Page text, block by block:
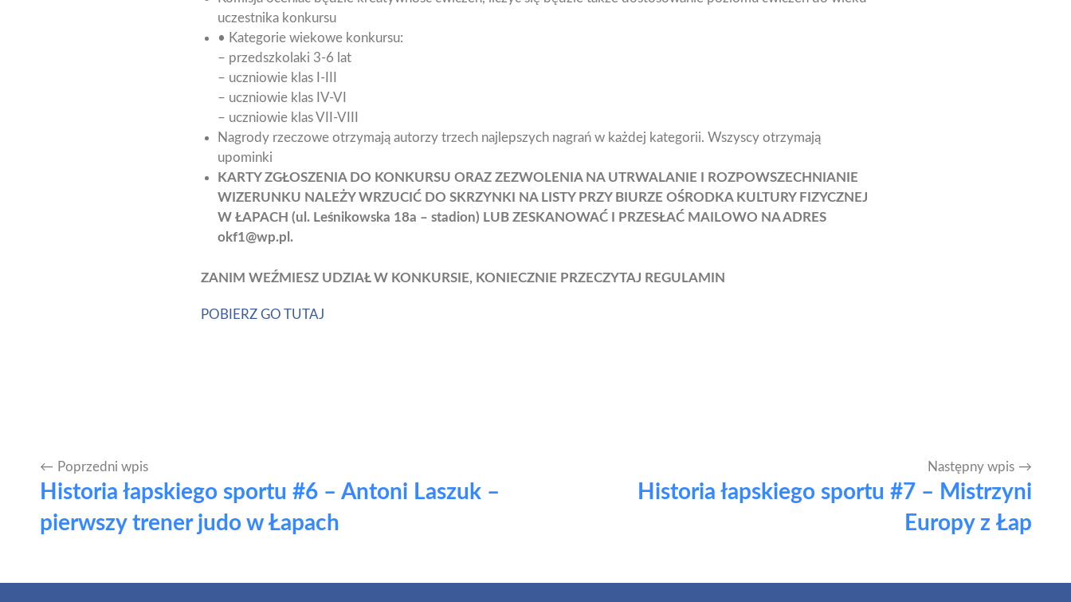
uczestnika konkursu
• Kategorie wiekowe konkursu:
– przedszkolaki 3-6 lat
– uczniowie klas I-III
– uczniowie klas IV-VI
– uczniowie klas VII-VIII
Nagrody rzeczowe otrzymają autorzy trzech najlepszych nagrań w każdej kategorii. Wszyscy otrzymają
upominki
KARTY ZGŁOSZENIA DO KONKURSU ORAZ ZEZWOLENIA NA UTRWALANIE I ROZPOWSZECHNIANIE
WIZERUNKU NALEŻY WRZUCIĆ DO SKRZYNKI NA LISTY PRZY BIURZE OŚRODKA KULTURY FIZYCZNEJ
W ŁAPACH (ul. Leśnikowska 18a – stadion) LUB ZESKANOWAĆ I PRZESŁAĆ MAILOWO NA ADRES
okf1@wp.pl.
ZANIM WEŹMIESZ UDZIAŁ W KONKURSIE, KONIECZNIE PRZECZYTAJ REGULAMIN
POBIERZ GO TUTAJ
Nawigacja
wpisu
Poprzedni wpis
Historia łapskiego sportu #6 – Antoni Laszuk –
pierwszy trener judo w Łapach
Następny wpis
Historia łapskiego sportu #7 – Mistrzyni
Europy z Łap